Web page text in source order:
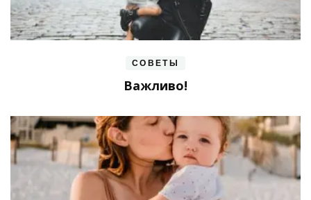
СОВЕТЫ
Важливо!